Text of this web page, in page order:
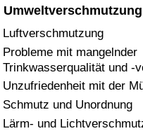
Luftverschmutzung
Probleme mit mangelnder
Trinkwasserqualität und -
Unzufriedenheit mit der
Schmutz und Unordnung
Lärm- und
Kriminalitäts-Index
Kriminalitäts-Index
Kriminalitätsindex nach
Gesundheitsversorgung